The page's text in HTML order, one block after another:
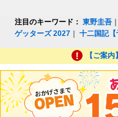
注目のキーワード： 東野圭吾
ゲッターズ 2027 ｜十二国記【
【ご案